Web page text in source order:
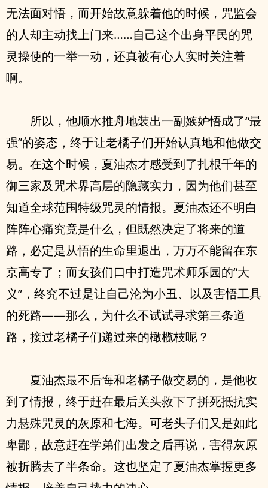
无法面对悟，而开始故意躲着他的时候，咒监会
的人却主动找上门来……自己这个出身平民的咒
灵操使的一举一动，还真被有心人实时关注着
啊。
所以，他顺水推舟地装出一副嫉妒悟成了“最
强”的姿态，终于让老橘子们开始认真地和他做交
易。在这个时候，夏油杰才感受到了扎根千年的
御三家及咒术界高层的隐藏实力，因为他们甚至
知道全球范围特级咒灵的情报。夏油杰还不明白
阵阵心痛究竟是什么，但既然决定了将来的道
路，必定是从悟的生命里退出，万万不能留在东
京高专了；而女孩们口中打造咒术师乐园的“大
义”，终究不过是让自己沦为小丑、以及害悟工具
的死路——那么，为什么不试试寻求第三条道
路，接过老橘子们递过来的橄榄枝呢？
夏油杰最不后悔和老橘子做交易的，是他收
到了情报，终于赶在最后关头救下了拼死抵抗实
力悬殊咒灵的灰原和七海。可老头子们又是如此
卑鄙，故意赶在学弟们出发之后再说，害得灰原
被折腾去了半条命。这也坚定了夏油杰掌握更多